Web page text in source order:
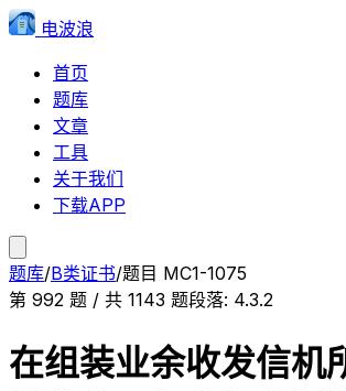
电波浪
首页
题库
文章
工具
关于我们
下载APP
题库/B类证书/题目 MC1-1075
第 992 题 / 共 1143 题段落: 4.3.2
在组装业余收发信机